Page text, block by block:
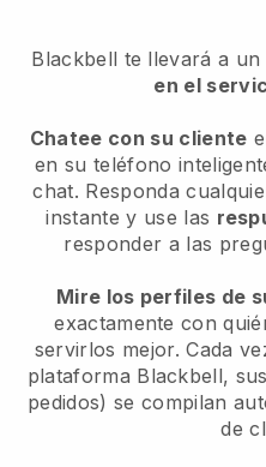
Blackbell te llevará a
en el
Chatee con su cliente
en su teléfono
chat. Responda
instante y use las
responder a las
Mire los perfiles de
exactamente con
servirlos mejor. Cada
plataforma Blackbell,
pedidos) se compilan
de